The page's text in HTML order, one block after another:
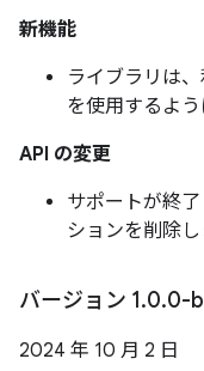
新機能
ライブラリは
を使用するよう
API の変更
サポートが終
ションを削除
バージョン 1.0.0-
2024 年 10 月 2 日